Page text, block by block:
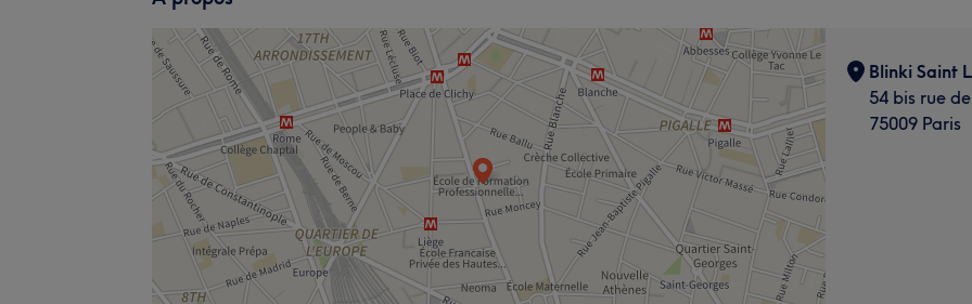
Blinki Saint
54 bis rue
75009 Paris